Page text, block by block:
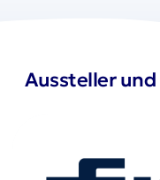
Aussteller und